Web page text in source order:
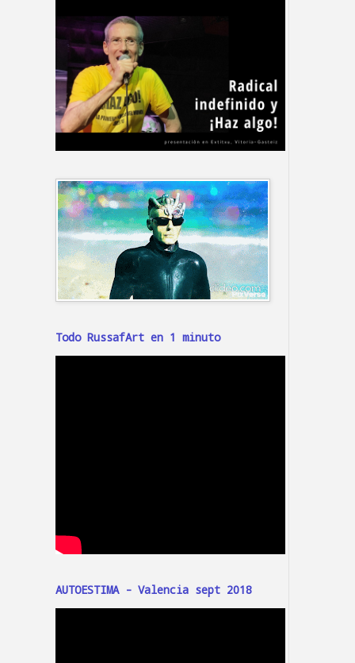
Todo RussafArt en 1 minuto
AUTOESTIMA - Valencia sept 2018